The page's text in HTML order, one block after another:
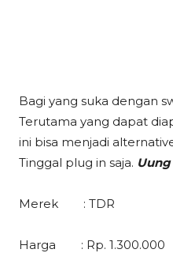
Bagi yang suka dengan
Terutama yang dapat
ini bisa menjadi
Tinggal plug in saja. Uung
Merek : TDR
Harga : Rp. 1.300.000